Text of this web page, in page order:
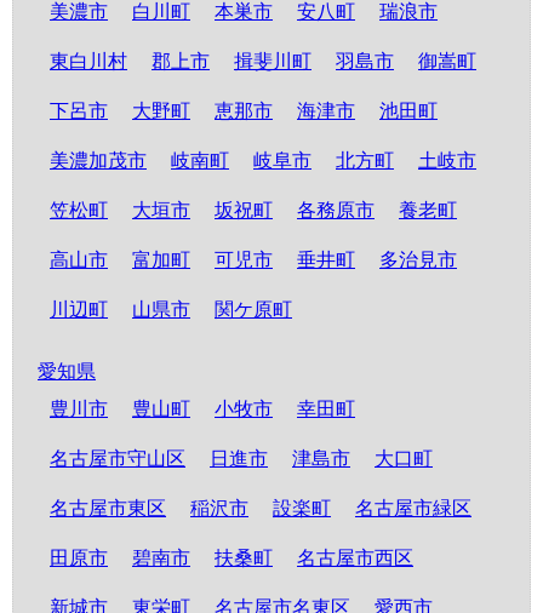
美濃市 白川町 本巣市 安八町 瑞浪市
東白川村 郡上市 揖斐川町 羽島市 御嵩町
下呂市 大野町 恵那市 海津市 池田町
美濃加茂市 岐南町 岐阜市 北方町 土岐市
笠松町 大垣市 坂祝町 各務原市 養老町
高山市 富加町 可児市 垂井町 多治見市
川辺町 山県市 関ケ原町
愛知県
豊川市
豊山町 小牧市 幸田町
名古屋市守山区 日進市 津島市 大口町
名古屋市東区 稲沢市 設楽町 名古屋市緑区
田原市 碧南市 扶桑町 名古屋市西区
新城市 東栄町 名古屋市名東区 愛西市